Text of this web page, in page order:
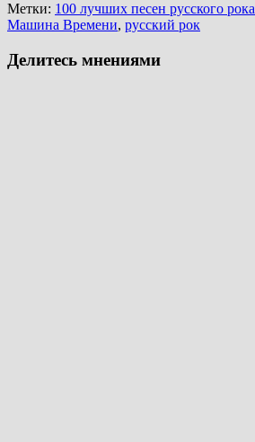
Метки: 100 лучших песен русского рока
Машина Времени, русский рок
Делитесь мнениями